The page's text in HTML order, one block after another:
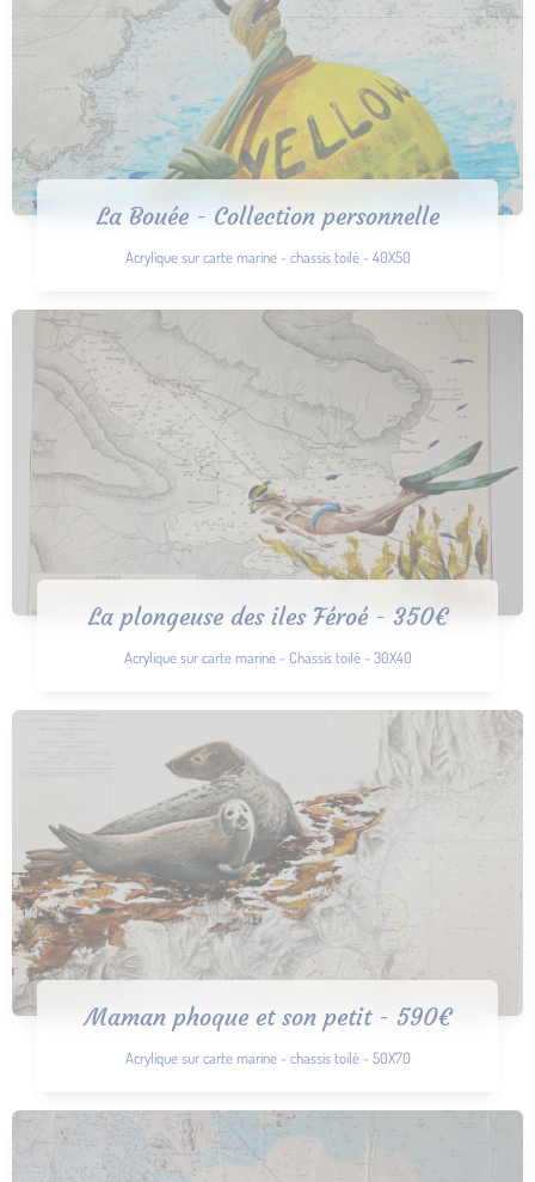
La Bouée - Collection personnelle
Acrylique sur carte marine - chassis toilé - 40X50
La plongeuse des iles Féroé - 350€
Acrylique sur carte marine - Chassis toilé - 30X40
Maman phoque et son petit - 590€
Acrylique sur carte marine - chassis toilé - 50X70